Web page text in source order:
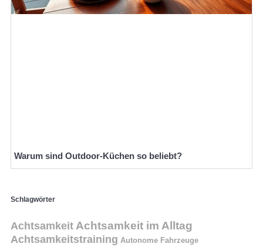
Warum sind Outdoor-Küchen so beliebt?
Schlagwörter
Achtsamkeit Achtsamkeit im Alltag
Achtsamkeitstraining Autonome Fahrzeuge